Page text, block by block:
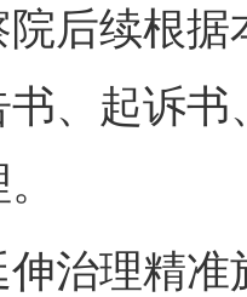
后续根
、起诉
理精准